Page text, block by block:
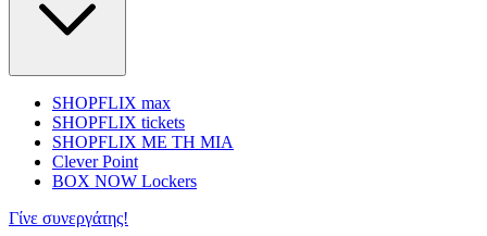
SHOPFLIX max
SHOPFLIX tickets
SHOPFLIX ΜΕ ΤΗ ΜΙΑ
Clever Point
BOX NOW Lockers
Γίνε συνεργάτης!